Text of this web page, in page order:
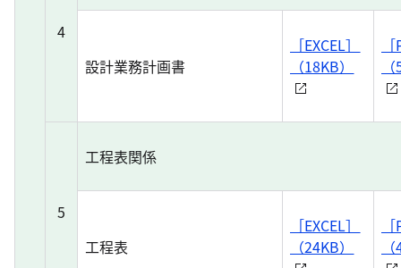
4
設計業務計画書
［EXCEL］
（18KB）
5
工程表関係
工程表
［EXCEL］
（24KB）